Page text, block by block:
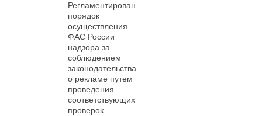
Регламентирован
порядок
осуществления
ФАС России
надзора за
соблюдением
законодательства
о рекламе путем
проведения
соответствующих
проверок.